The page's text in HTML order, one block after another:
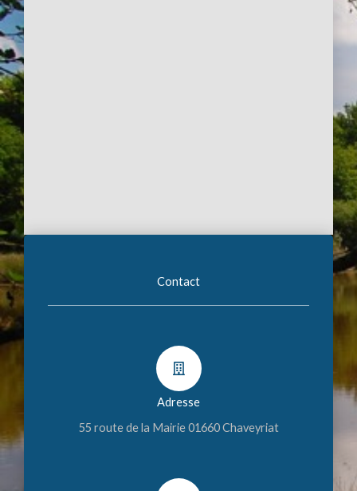
Contact
Adresse
55 route de la Mairie 01660 Chaveyriat